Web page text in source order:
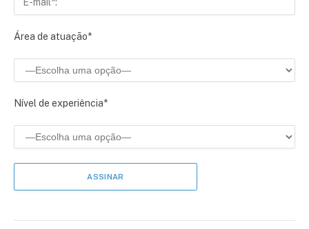
Área de atuação*
Nível de experiência*